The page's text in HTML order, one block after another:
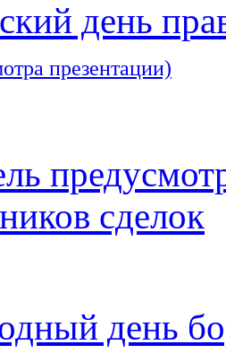
день
презентации)
сделок
день